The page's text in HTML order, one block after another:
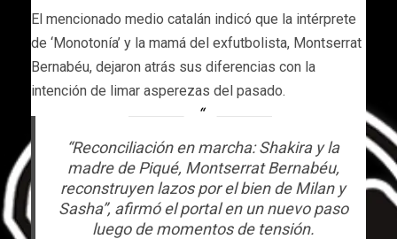
El mencionado medio catalán indicó que la intérprete
de ‘Monotonía’ y la mamá del exfutbolista, Montserrat
Bernabéu, dejaron atrás sus diferencias con la
intención de limar asperezas del pasado.
“Reconciliación en marcha: Shakira y la
madre de Piqué, Montserrat Bernabéu,
reconstruyen lazos por el bien de Milan y
Sasha”, afirmó el portal en un nuevo paso
luego de momentos de tensión.